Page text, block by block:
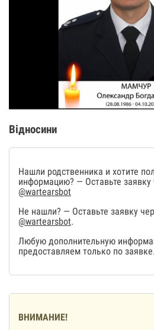
Відносини
Нашли родственника и хотите
информацию? — Оставьте
@wartearsbot
Не нашли? — Оставьте заявку
@wartearsbot.
Любую дополнительную
предоставляем только по заявке.
ВНИМАНИЕ!